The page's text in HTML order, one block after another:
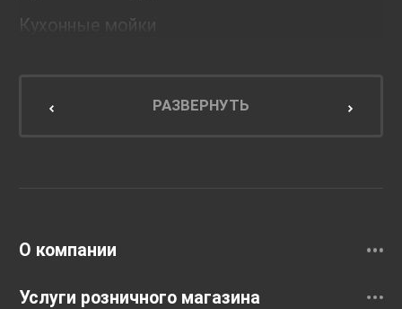
Кухонные мойки
Мебель для кухниРАЗВЕРНУТЬ
О компании
Услуги розничного магазина